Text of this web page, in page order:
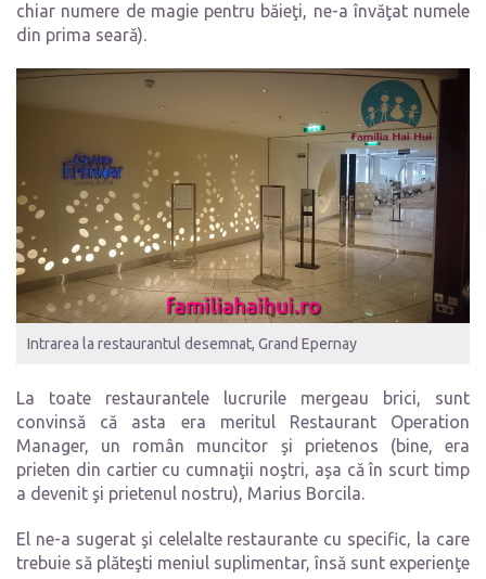
chiar numere de magie pentru băieţi, ne-a învăţat numele
din prima seară).
Intrarea la restaurantul desemnat, Grand Epernay
La toate restaurantele lucrurile mergeau brici, sunt
convinsă că asta era meritul Restaurant Operation
Manager, un român muncitor şi prietenos (bine, era
prieten din cartier cu cumnaţii noştri, aşa că în scurt timp
a devenit şi prietenul nostru), Marius Borcila.
El ne-a sugerat şi celelalte restaurante cu specific, la care
trebuie să plăteşti meniul suplimentar, însă sunt experienţe